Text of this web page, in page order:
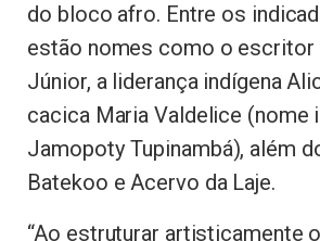
do bloco afro. Entre os
estão nomes como o escritor
Júnior, a liderança indígena
cacica Maria Valdelice (nome
Jamopoty Tupinambá), além
Batekoo e Acervo da Laje.
“Ao estruturar artisticamente